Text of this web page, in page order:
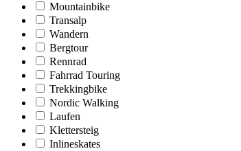
Mountainbike
Transalp
Wandern
Bergtour
Rennrad
Fahrrad Touring
Trekkingbike
Nordic Walking
Laufen
Klettersteig
Inlineskates